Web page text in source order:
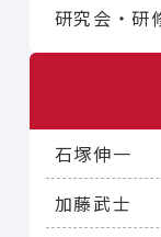
研究会・研
石塚伸一
加藤武士